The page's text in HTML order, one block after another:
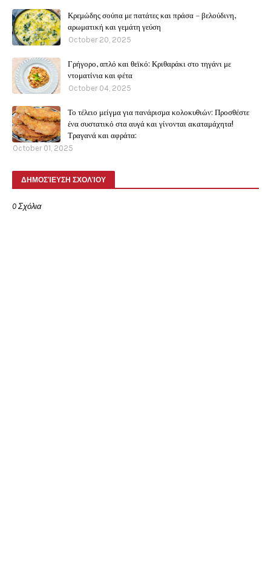
Κρεμώδης σούπα με πατάτες και πράσα – βελούδινη,
αρωματική και γεμάτη γεύση
October 20, 2025
Γρήγορο, απλό και θεϊκό: Κριθαράκι στο τηγάνι με
ντοματίνια και φέτα
October 04, 2025
Το τέλειο μείγμα για πανάρισμα κολοκυθιών: Προσθέστε
ένα συστατικό στα αυγά και γίνονται ακαταμάχητα!
Τραγανά και αφράτα:
October 01, 2025
ΔΗΜΟΣΊΕΥΣΗ ΣΧΟΛΊΟΥ
0 Σχόλια